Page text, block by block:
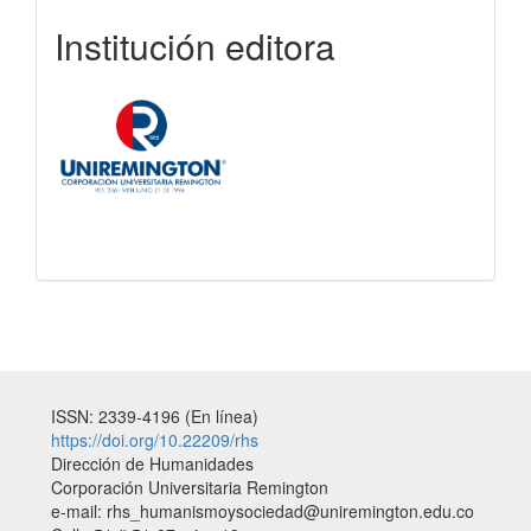
Institución editora
ISSN: 2339-4196 (En línea)
https://doi.org/10.22209/rhs
Dirección de Humanidades
Corporación Universitaria Remington
e-mail: rhs_humanismoysociedad@uniremington.edu.co